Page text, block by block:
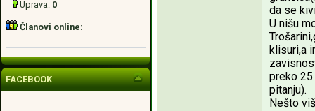
Uprava: 0
Članovi online:
FACEBOOK
da se
U nišu
klisuri,a
preko
pitanju).
Nešto